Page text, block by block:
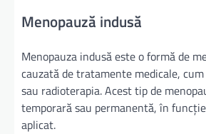
Menopauză indusă
Menopauza indusă este o formă de
cauzată de tratamente medicale,
sau radioterapia. Acest tip de
temporară sau permanentă, în
aplicat.